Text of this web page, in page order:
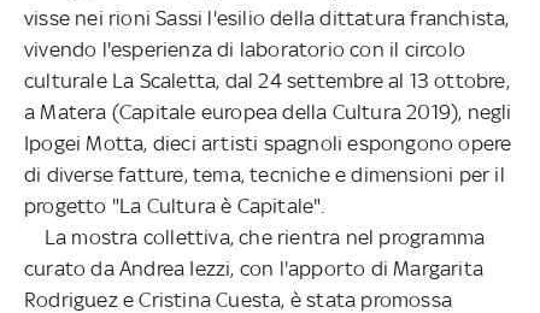
visse nei rioni Sassi l'esilio della dittatura franchista,
vivendo l'esperienza di laboratorio con il circolo
culturale La Scaletta, dal 24 settembre al 13 ottobre,
a Matera (Capitale europea della Cultura 2019), negli
Ipogei Motta, dieci artisti spagnoli espongono opere
di diverse fatture, tema, tecniche e dimensioni per il
progetto "La Cultura è Capitale".
La mostra collettiva, che rientra nel programma
curato da Andrea Iezzi, con l'apporto di Margarita
Rodriguez e Cristina Cuesta, è stata promossa